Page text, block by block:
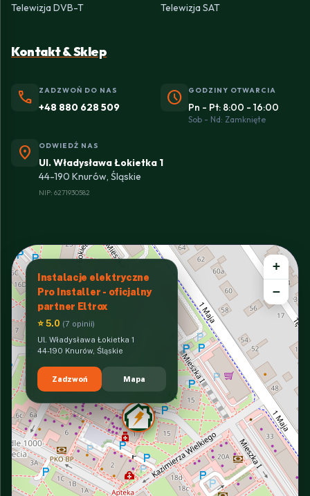
Telewizja DVB-T
Telewizja SAT
Kontakt & Sklep
phone ZADZWOŃ DO NAS
+48 880 628 509 schedule GODZINY OTWARCIA
Pn - Pt: 8:00 - 16:00
Sob - Nd: Zamknięte
location_on ODWIEDŹ NAS
Ul. Władysława Łokietka 1
44-190 Knurów, Śląskie
NIP: 6271930582
Instalacje elektryczne
Pro Installer - oficjalny
partner Eltrox
⭐ 5.0 (7 opinii)
Ul. Władysława Łokietka 1
44-190 Knurów, Śląskie
Zadzwoń Mapa
+
−